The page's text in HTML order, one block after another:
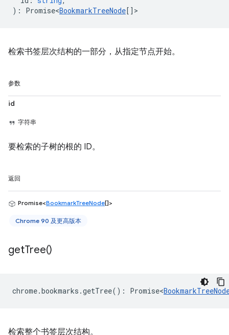
) : Promise<BookmarkTreeNode [] >
检索书签层次结构的一部分，从指定节点开始。
参数
id
字符串
要检索的子树的根的 ID。
返回
Promise<BookmarkTreeNode[]>
Chrome 90 及更高版本
getTree()
chrome.bookmarks .getTree() : Promise<
检索整个书签层次结构。